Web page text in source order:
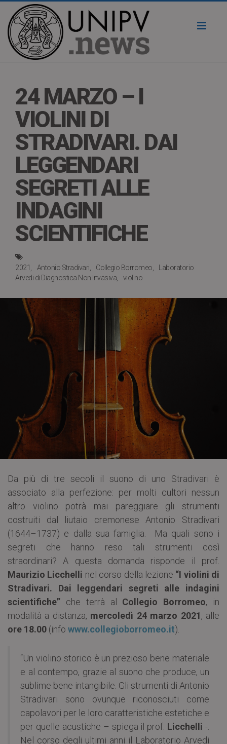
24 MARZO – I
VIOLINI DI
STRADIVARI. DAI
LEGGENDARI
SEGRETI ALLE
INDAGINI
SCIENTIFICHE
2021 Antonio Stradivari Collegio Borromeo
Laboratorio
Arvedi di Diagnostica Non Invasiva
violino
Da più di tre secoli il suono di uno Stradivari è
associato alla perfezione: per molti cultori nessun
altro violino potrà mai pareggiare gli strumenti
costruiti dal liutaio cremonese Antonio Stradivari
(1644–1737) e dalla sua famiglia. Ma quali sono i
segreti che hanno reso tali strumenti così
straordinari? A questa domanda risponde il prof.
Maurizio Licchelli nel corso della lezione “I violini di
Stradivari. Dai leggendari segreti alle indagini
scientifiche” che terrà al Collegio Borromeo, in
modalità a distanza, mercoledì 24 marzo 2021, alle
ore 18.00 (info www.collegioborromeo.it).
“Un violino storico è un prezioso bene materiale
e al contempo, grazie al suono che produce, un
sublime bene intangibile. Gli strumenti di Antonio
Stradivari sono ovunque riconosciuti come
capolavori per le loro caratteristiche estetiche e
per quelle acustiche – spiega il prof. Licchelli -.
Nel corso degli ultimi anni il Laboratorio Arvedi